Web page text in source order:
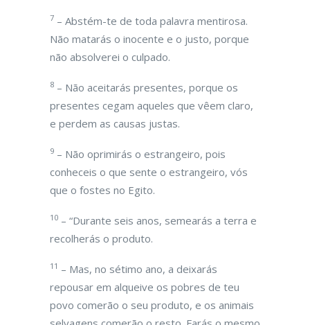
7 – Abstém-te de toda palavra mentirosa.
Não matarás o inocente e o justo, porque
não absolverei o culpado.
8 – Não aceitarás presentes, porque os
presentes cegam aqueles que vêem claro,
e perdem as causas justas.
9 – Não oprimirás o estrangeiro, pois
conheceis o que sente o estrangeiro, vós
que o fostes no Egito.
10 – “Durante seis anos, semearás a terra e
recolherás o produto.
11 – Mas, no sétimo ano, a deixarás
repousar em alqueive os pobres de teu
povo comerão o seu produto, e os animais